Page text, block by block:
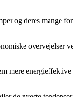
og deres mange
overvejelser
mere